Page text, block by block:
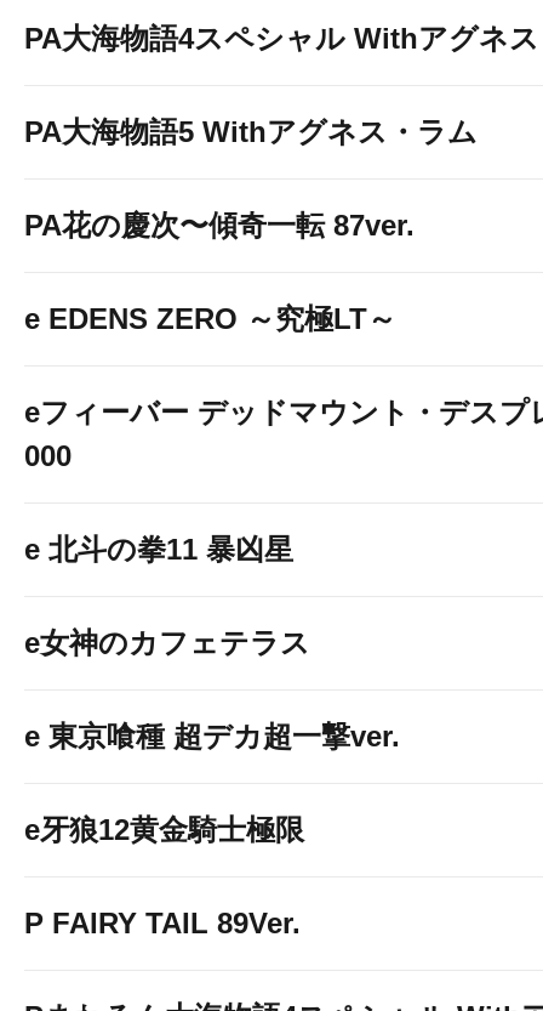
PA大海物語4スペシャル Withアグネ
PA大海物語5 Withアグネス・ラム
PA花の慶次〜傾奇一転 87ver.
e EDENS ZERO ～究極LT～
eフィーバー デッドマウント・デスプ
000
e 北斗の拳11 暴凶星
e女神のカフェテラス
e 東京喰種 超デカ超一撃ver.
e牙狼12黄金騎士極限
P FAIRY TAIL 89Ver.